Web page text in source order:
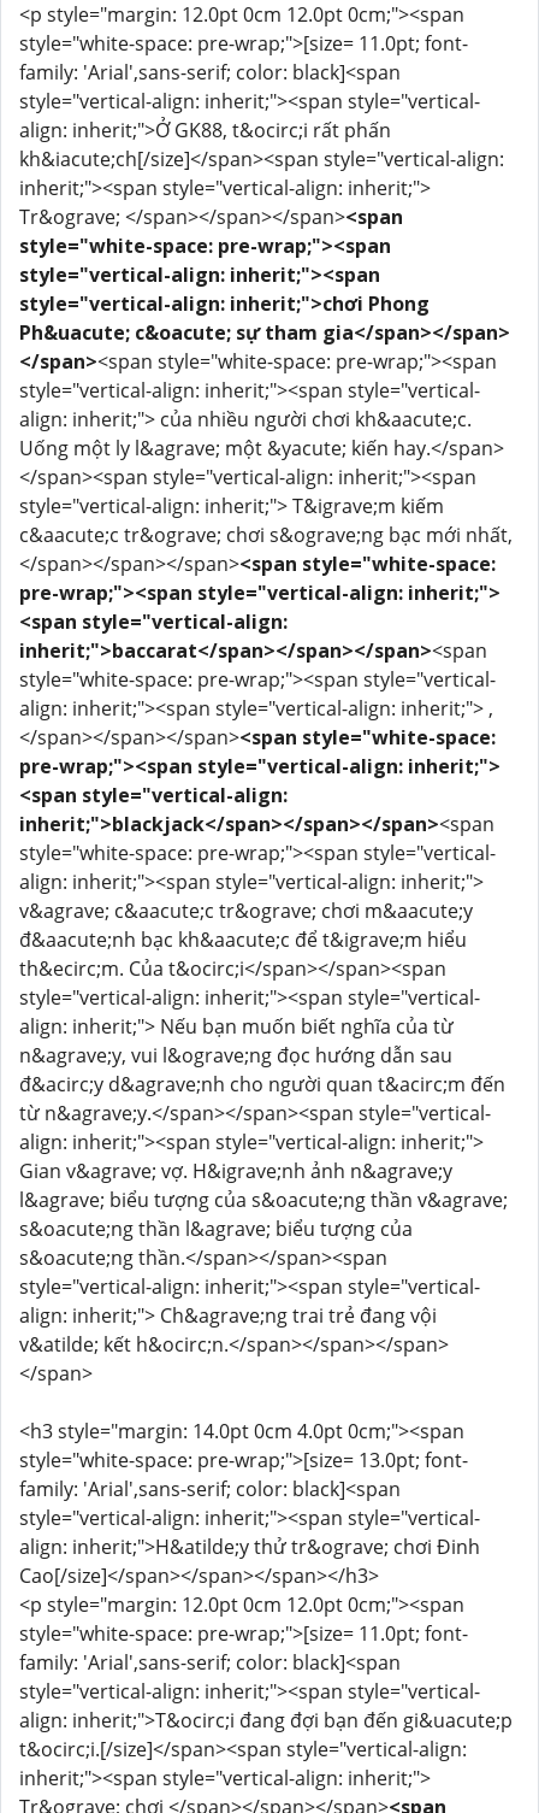
<p style="margin: 12.0pt 0cm 12.0pt 0cm;"><span
style="white-space: pre-wrap;">[size= 11.0pt; font-
family: 'Arial',sans-serif; color: black]<span
style="vertical-align: inherit;"><span style="vertical-
align: inherit;">Ở GK88, t&ocirc;i rất phấn
kh&iacute;ch[/size]</span><span style="vertical-align:
inherit;"><span style="vertical-align: inherit;">
Tr&ograve; </span></span></span><span
style="white-space: pre-wrap;"><span
style="vertical-align: inherit;"><span
style="vertical-align: inherit;">chơi Phong
Ph&uacute; c&oacute; sự tham gia</span></span>
</span><span style="white-space: pre-wrap;"><span
style="vertical-align: inherit;"><span style="vertical-
align: inherit;"> của nhiều người chơi kh&aacute;c.
Uống một ly l&agrave; một &yacute; kiến ​​hay.</span>
</span><span style="vertical-align: inherit;"><span
style="vertical-align: inherit;"> T&igrave;m kiếm
c&aacute;c tr&ograve; chơi s&ograve;ng bạc mới nhất,
</span></span></span><span style="white-space:
pre-wrap;"><span style="vertical-align: inherit;">
<span style="vertical-align:
inherit;">baccarat</span></span></span><span
style="white-space: pre-wrap;"><span style="vertical-
align: inherit;"><span style="vertical-align: inherit;"> ,
</span></span></span><span style="white-space:
pre-wrap;"><span style="vertical-align: inherit;">
<span style="vertical-align:
inherit;">blackjack</span></span></span><span
style="white-space: pre-wrap;"><span style="vertical-
align: inherit;"><span style="vertical-align: inherit;">
v&agrave; c&aacute;c tr&ograve; chơi m&aacute;y
đ&aacute;nh bạc kh&aacute;c để t&igrave;m hiểu
th&ecirc;m. Của t&ocirc;i</span></span><span
style="vertical-align: inherit;"><span style="vertical-
align: inherit;"> Nếu bạn muốn biết nghĩa của từ
n&agrave;y, vui l&ograve;ng đọc hướng dẫn sau
đ&acirc;y d&agrave;nh cho người quan t&acirc;m đến
từ n&agrave;y.</span></span><span style="vertical-
align: inherit;"><span style="vertical-align: inherit;">
Gian v&agrave; vợ. H&igrave;nh ảnh n&agrave;y
l&agrave; biểu tượng của s&oacute;ng thần v&agrave;
s&oacute;ng thần l&agrave; biểu tượng của
s&oacute;ng thần.</span></span><span
style="vertical-align: inherit;"><span style="vertical-
align: inherit;"> Ch&agrave;ng trai trẻ đang vội
v&atilde; kết h&ocirc;n.</span></span></span>
</span>
<h3 style="margin: 14.0pt 0cm 4.0pt 0cm;"><span
style="white-space: pre-wrap;">[size= 13.0pt; font-
family: 'Arial',sans-serif; color: black]<span
style="vertical-align: inherit;"><span style="vertical-
align: inherit;">H&atilde;y thử tr&ograve; chơi Đinh
Cao[/size]</span></span></span></h3>
<p style="margin: 12.0pt 0cm 12.0pt 0cm;"><span
style="white-space: pre-wrap;">[size= 11.0pt; font-
family: 'Arial',sans-serif; color: black]<span
style="vertical-align: inherit;"><span style="vertical-
align: inherit;">T&ocirc;i đang đợi bạn đến gi&uacute;p
t&ocirc;i.[/size]</span><span style="vertical-align:
inherit;"><span style="vertical-align: inherit;">
Tr&ograve; chơi </span></span></span><span